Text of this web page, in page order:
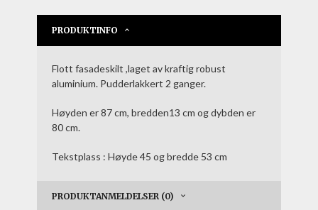
PRODUKTINFO
Flott fasadeskilt ,laget av kraftig robust
aluminium. Pudderlakkert 2 ganger.
Høyden er 87 cm, bredden13 cm og dybden er
80 cm.
Tekstplass : Høyde 45 og bredde 53 cm
PRODUKTANMELDELSER (0)